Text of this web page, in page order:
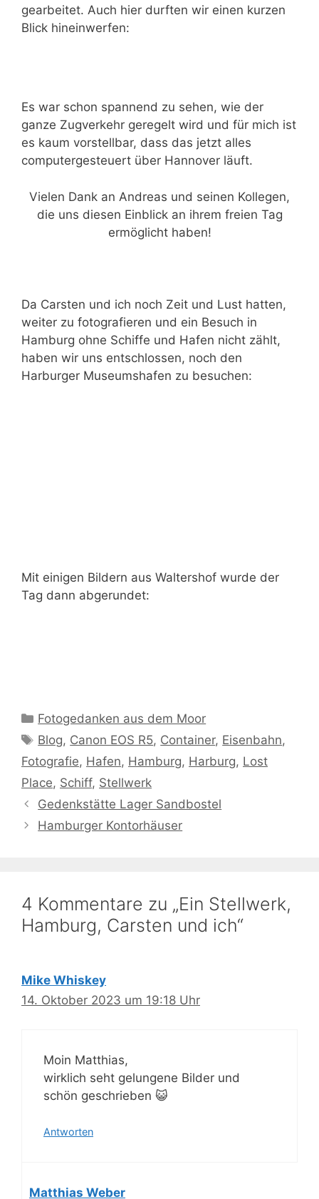
gearbeitet. Auch hier durften wir einen kurzen
Blick hineinwerfen:
Es war schon spannend zu sehen, wie der
ganze Zugverkehr geregelt wird und für mich ist
es kaum vorstellbar, dass das jetzt alles
computergesteuert über Hannover läuft.
Vielen Dank an Andreas und seinen Kollegen,
die uns diesen Einblick an ihrem freien Tag
ermöglicht haben!
Da Carsten und ich noch Zeit und Lust hatten,
weiter zu fotografieren und ein Besuch in
Hamburg ohne Schiffe und Hafen nicht zählt,
haben wir uns entschlossen, noch den
Harburger Museumshafen zu besuchen:
Mit einigen Bildern aus Waltershof wurde der
Tag dann abgerundet:
Kategorien
Fotogedanken aus dem Moor
Schlagwörter
Blog, Canon EOS R5, Container, Eisenbahn,
Fotografie, Hafen, Hamburg, Harburg, Lost
Place, Schiff, Stellwerk
Gedenkstätte Lager Sandbostel
Hamburger Kontorhäuser
4 Kommentare zu „Ein Stellwerk,
Hamburg, Carsten und ich“
Mike Whiskey
14. Oktober 2023 um 19:18 Uhr
Moin Matthias,
wirklich seht gelungene Bilder und
schön geschrieben 😺
Antworten
Matthias Weber